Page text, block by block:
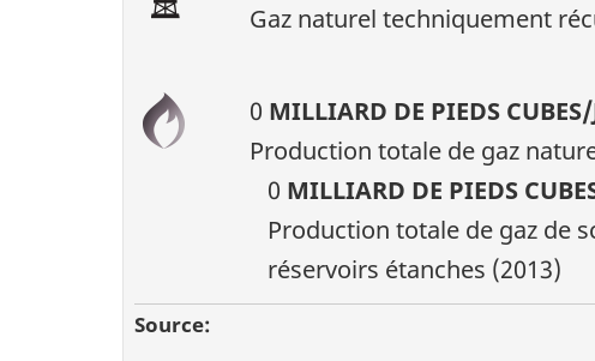
Gaz naturel techniquement
0 MILLIARD DE PIEDS
Production totale de gaz
0 MILLIARD DE PIEDS
Production totale de gaz de
réservoirs étanches (2013)
Source: